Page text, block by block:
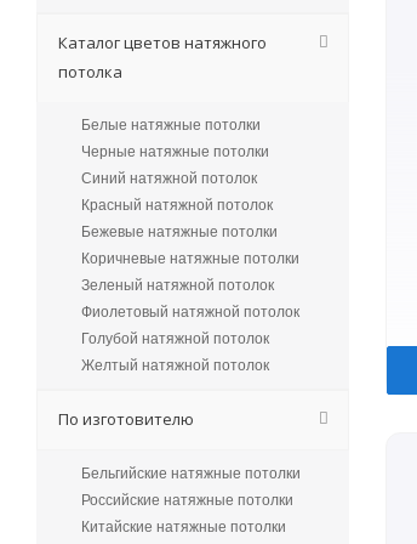
Каталог цветов натяжного
потолка
Белые натяжные потолки
Черные натяжные потолки
Синий натяжной потолок
Красный натяжной потолок
Бежевые натяжные потолки
Коричневые натяжные потолки
Зеленый натяжной потолок
Фиолетовый натяжной потолок
Голубой натяжной потолок
Желтый натяжной потолок
По изготовителю
Бельгийские натяжные потолки
Российские натяжные потолки
Китайские натяжные потолки